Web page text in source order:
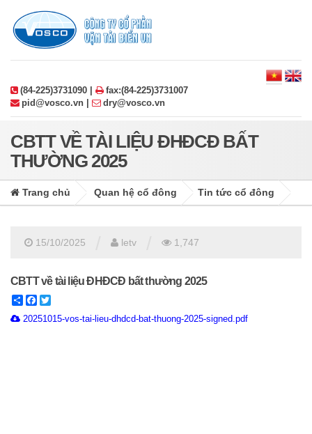
(84-225)3731090 |
fax:(84-225)3731007
pid@vosco.vn |
dry@vosco.vn
CBTT VỀ TÀI LIỆU ĐHĐCĐ BẤT
THƯỜNG 2025
Trang chủ Quan hệ cổ đông Tin tức cổ đông
15/10/2025 letv 1,747
CBTT về tài liệu ĐHĐCĐ bất thường 2025
ShareFacebook
20251015-vos-tai-lieu-dhdcd-bat-thuong-2025-signed.pdf